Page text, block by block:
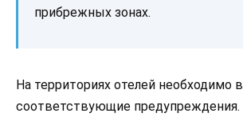
прибрежных зонах.
На территориях отелей необходимо
соответствующие предупреждения.